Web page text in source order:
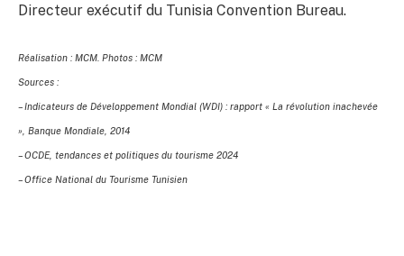
Directeur exécutif du Tunisia Convention Bureau.
Réalisation : MCM. Photos : MCM
Sources :
– Indicateurs de Développement Mondial (WDI) : rapport « La révolution inachevée
», Banque Mondiale, 2014
– OCDE, tendances et politiques du tourisme 2024
– Office National du Tourisme Tunisien